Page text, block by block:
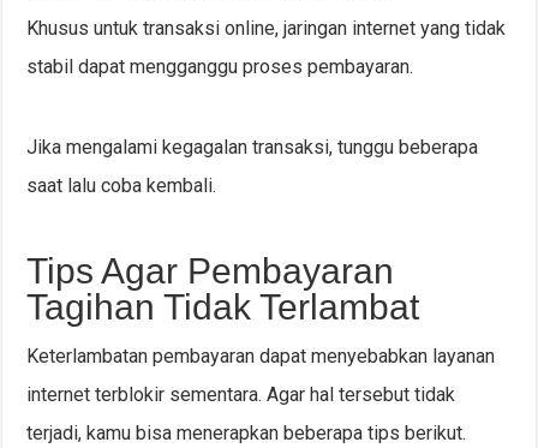
Khusus untuk transaksi online, jaringan internet yang tidak
stabil dapat mengganggu proses pembayaran.
Jika mengalami kegagalan transaksi, tunggu beberapa
saat lalu coba kembali.
Tips Agar Pembayaran
Tagihan Tidak Terlambat
Keterlambatan pembayaran dapat menyebabkan layanan
internet terblokir sementara. Agar hal tersebut tidak
terjadi, kamu bisa menerapkan beberapa tips berikut.